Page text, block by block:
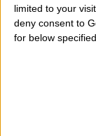
limited to your
deny consent to
for below